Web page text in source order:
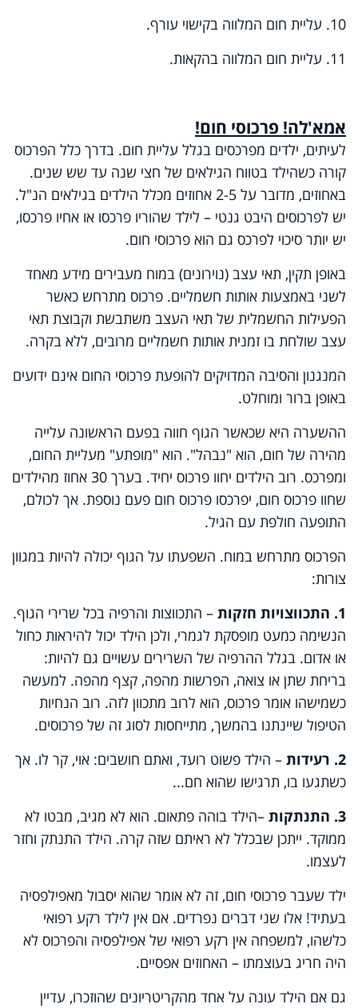
10. עליית חום המלווה בקישוי עורף.
11. עליית חום המלווה בהקאות.
אמא'לה! פרכוסי חום!
לעיתים, ילדים מפרכסים בגלל עליית חום. בדרך כלל הפרכוס
קורה כשהילד בטווח הגילאים של חצי שנה עד שש שנים.
באחוזים, מדובר על 2-5 אחוזים מכלל הילדים בגילאים הנ"ל.
יש לפרכוסים היבט גנטי – לילד שהוריו פרכסו או אחיו פרכסו,
יש יותר סיכוי לפרכס גם הוא פרכוסי חום.
באופן תקין, תאי עצב (נוירונים) במוח מעבירים מידע מאחד
לשני באמצעות אותות חשמליים. פרכוס מתרחש כאשר
הפעילות החשמלית של תאי העצב משתבשת וקבוצת תאי
עצב שולחת בו זמנית אותות חשמליים מרובים, ללא בקרה.
המנגנון והסיבה המדויקים להופעת פרכוסי החום אינם ידועים
באופן ברור ומוחלט.
ההשערה היא שכאשר הגוף חווה בפעם הראשונה עלייה
מהירה של חום, הוא "נבהל". הוא "מופתע" מעליית החום,
ומפרכס. רוב הילדים יחוו פרכוס יחיד. בערך 30 אחוז מהילדים
שחוו פרכוס חום, יפרכסו פרכוס חום פעם נוספת. אך לכולם,
התופעה חולפת עם הגיל.
הפרכוס מתרחש במוח. השפעתו על הגוף יכולה להיות במגוון
צורות:
1. התכווצויות חזקות
– התכווצות והרפיה בכל שרירי הגוף.
הנשימה כמעט מופסקת לגמרי, ולכן הילד יכול להיראות כחול
או אדום. בגלל ההרפיה של השרירים עשויים גם להיות:
בריחת שתן או צואה, הפרשות מהפה, קצף מהפה. למעשה
כשמישהו אומר פרכוס, הוא לרוב מתכוון לזה. רוב הנחיות
הטיפול שיינתנו בהמשך, מתייחסות לסוג זה של פרכוסים.
2. רעידות
– הילד פשוט רועד, ואתם חושבים: אוי, קר לו. אך
כשתגעו בו, תרגישו שהוא חם...
3. התנתקות
–הילד בוהה פתאום. הוא לא מגיב, מבטו לא
ממוקד. ייתכן שבכלל לא ראיתם שזה קרה. הילד התנתק וחזר
לעצמו.
ילד שעבר פרכוסי חום, זה לא אומר שהוא יסבול מאפילפסיה
בעתיד! אלו שני דברים נפרדים. אם אין לילד רקע רפואי
כלשהו, למשפחה אין רקע רפואי של אפילפסיה והפרכוס לא
היה חריג בעוצמתו – האחוזים אפסיים.
גם אם הילד עונה על אחד מהקריטריונים שהוזכרו, עדיין